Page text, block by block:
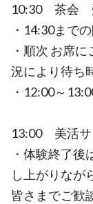
10:30 茶会
・14:30まで
・順次 お席
況により待ち
・12:00～
13:00 美活サ
・体験終了後
し上がりなが
皆さまでご歓